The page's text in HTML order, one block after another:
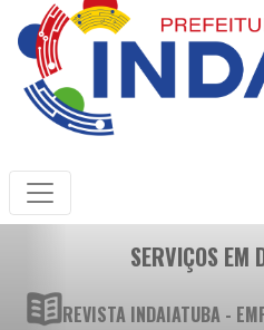
SERVIÇOS EM
REVISTA INDAIATUBA -